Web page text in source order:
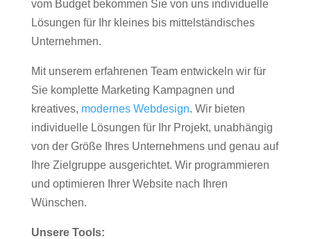
vom Budget bekommen Sie von uns individuelle
Lösungen für Ihr kleines bis mittelständisches
Unternehmen.
Mit unserem erfahrenen Team entwickeln wir für
Sie komplette Marketing Kampagnen und
kreatives, modernes Webdesign. Wir bieten
individuelle Lösungen für Ihr Projekt, unabhängig
von der Größe Ihres Unternehmens und genau auf
Ihre Zielgruppe ausgerichtet. Wir programmieren
und optimieren Ihrer Website nach Ihren
Wünschen.
Unsere Tools: